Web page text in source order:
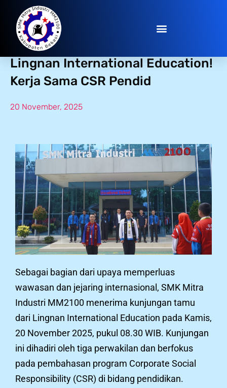
Melangkah Global bersama
Lingnan International Education!
Kerja Sama CSR Pendid
20 November, 2025
Sebagai bagian dari upaya memperluas
wawasan dan jejaring internasional, SMK Mitra
Industri MM2100 menerima kunjungan tamu
dari Lingnan International Education pada Kamis,
20 November 2025, pukul 08.30 WIB. Kunjungan
ini dihadiri oleh tiga perwakilan dan berfokus
pada pembahasan program Corporate Social
Responsibility (CSR) di bidang pendidikan.